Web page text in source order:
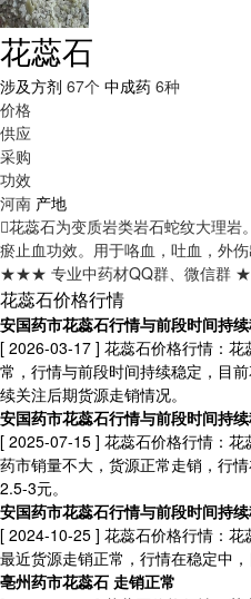
花蕊石
涉及方剂 67个 中成药 6种
价格
供应
采购
功效
河南 产地
花蕊石为变质岩类岩石蛇纹大理
瘀止血功效。用于咯血，吐血，外伤
★★★ 专业中药材QQ群、微信群
花蕊石价格行情
安国药市花蕊石行情与前段时间持
[ 2026-03-17 ] 花蕊石价格行情：花
常，行情与前段时间持续稳定，目
续关注后期货源走销情况。
安国药市花蕊石行情与前段时间持
[ 2025-07-15 ] 花蕊石价格行情：花
药市销量不大，货源正常走销，行
2.5-3元。
安国药市花蕊石行情与前段时间持
[ 2024-10-25 ] 花蕊石价格行情：花
最近货源走销正常，行情在稳定中
亳州药市花蕊石 走销正常